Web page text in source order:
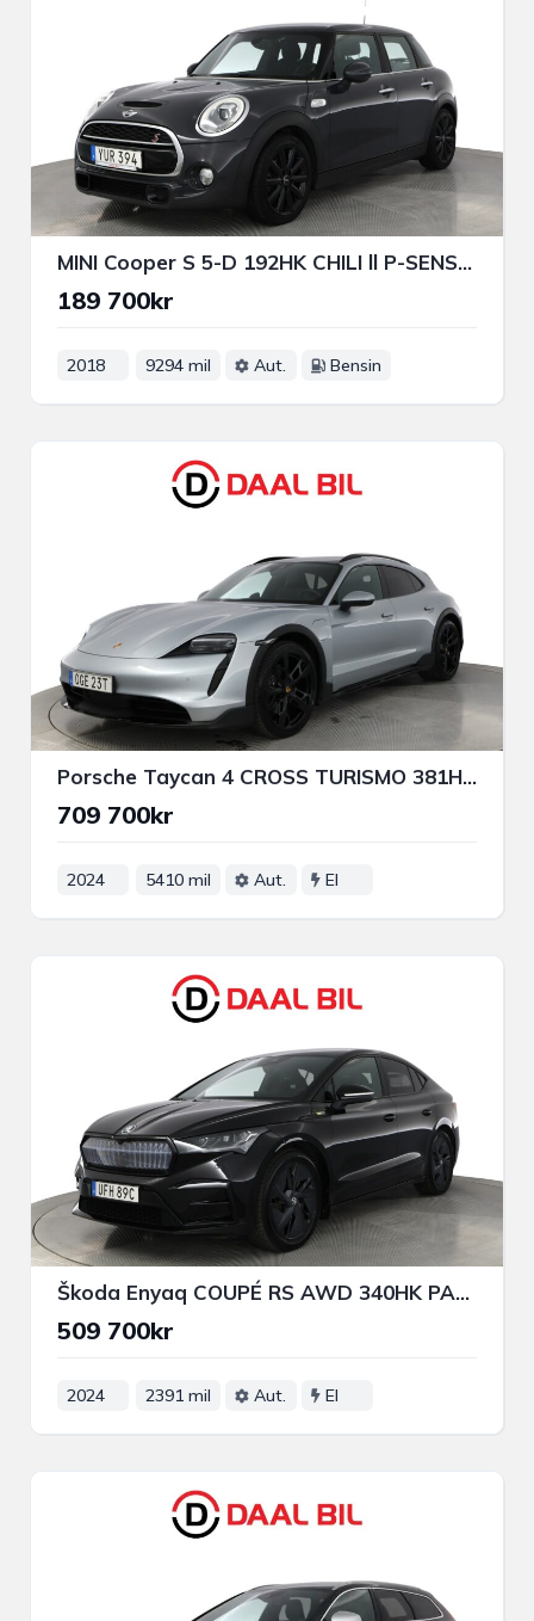
MINI Cooper S 5-D 192HK CHILI ll P-SENS FARTHÅLLARE BLUETOOTH
189 700kr
2018 9294 mil Aut. Bensin
Porsche Taycan 4 CROSS TURISMO 381HK SPORT CHRONO+ BOSE® PASM PANO VÄRM
709 700kr
2024 5410 mil Aut. El
Škoda Enyaq COUPÉ RS AWD 340HK PANORAMA CANTON® DRAG HUD B-KAMERA
509 700kr
2024 2391 mil Aut. El